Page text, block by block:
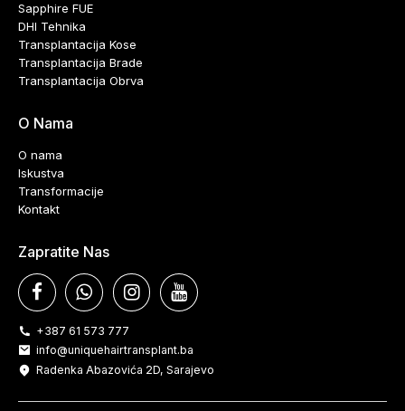
Sapphire FUE
DHI Tehnika
Transplantacija Kose
Transplantacija Brade
Transplantacija Obrva
O Nama
O nama
Iskustva
Transformacije
Kontakt
Zapratite Nas
+387 61 573 777
info@uniquehairtransplant.ba
Radenka Abazovića 2D, Sarajevo